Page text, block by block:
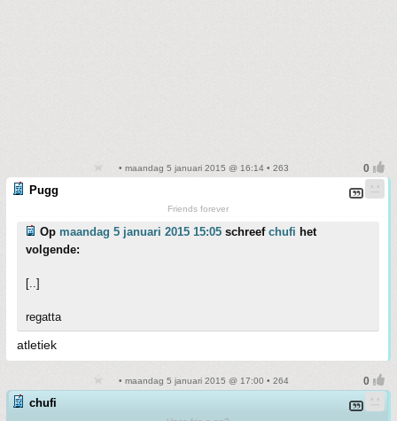
• maandag 5 januari 2015 @ 16:14 • 263
Pugg
Friends forever
Op maandag 5 januari 2015 15:05 schreef chufi het
volgende:
[..]
regatta
atletiek
• maandag 5 januari 2015 @ 17:00 • 264
chufi